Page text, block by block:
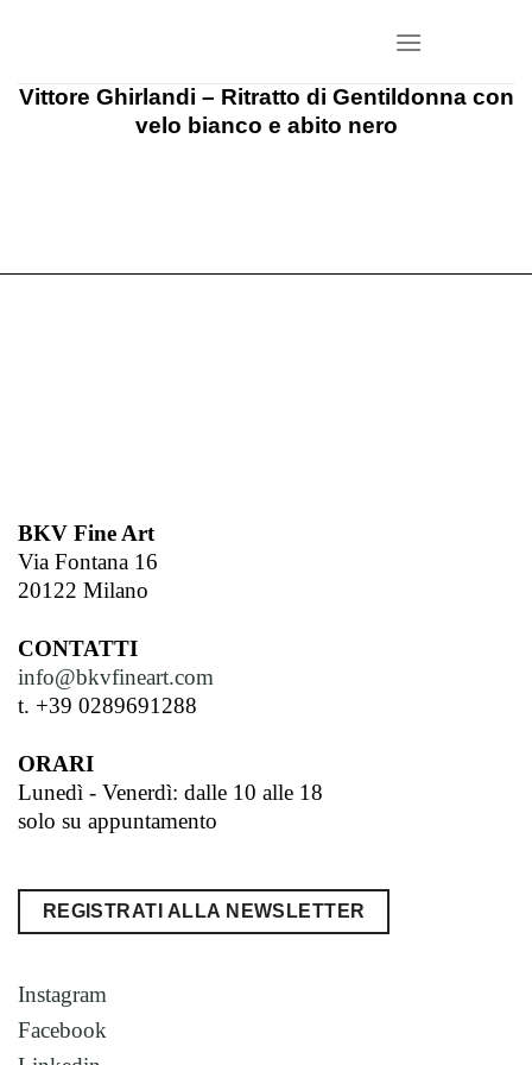
Vittore Ghirlandi – Ritratto di Gentildonna con
velo bianco e abito nero
BKV Fine Art
Via Fontana 16
20122 Milano
CONTATTI
info@bkvfineart.com
t. +39 0289691288
ORARI
Lunedì - Venerdì: dalle 10 alle 18
solo su appuntamento
REGISTRATI ALLA NEWSLETTER
Instagram
Facebook